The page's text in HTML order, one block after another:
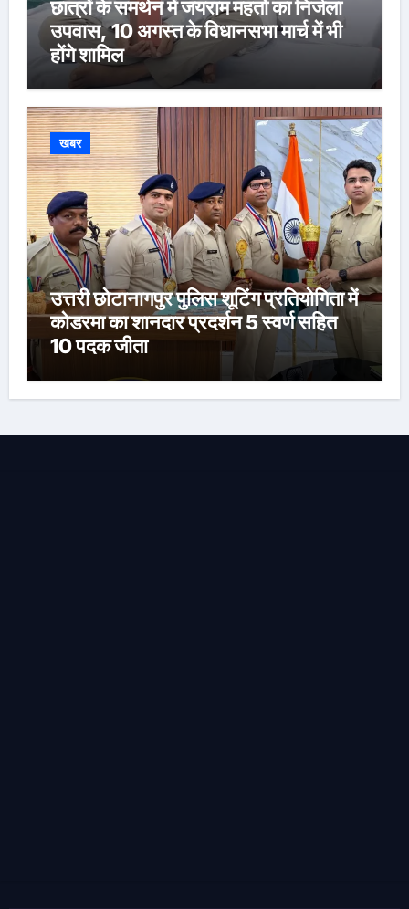
छात्रों के समर्थन में जयराम महतो का निर्जला
उपवास, 10 अगस्त के विधानसभा मार्च में भी
होंगे शामिल
खबर
उत्तरी छोटानागपुर पुलिस शूटिंग प्रतियोगिता में
कोडरमा का शानदार प्रदर्शन 5 स्वर्ण सहित
10 पदक जीता